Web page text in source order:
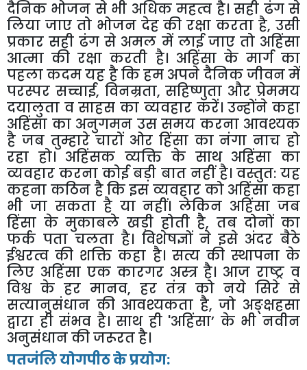
दैनिक भोजन से भी अधिक महत्व है। सही ढंग से
लिया जाए तो भोजन देह की रक्षा करता है,उसी
प्रकार सही ढंग से अमल में लाई जाए तो अहिंसा
आत्मा की रक्षा करती है। अहिंसा के मार्ग का
पहला कदम यह है कि हम अपने दैनिक जीवन में
परस्पर सच्चाई, विनम्रता,सहिष्णुता और प्रेममय
दयालुता व साहस का व्यवहार करें। उन्होंने कहा
अहिंसा का अनुगमन उस समय करना आवश्यक
है जब तुम्हारे चारों ओर हिंसा का नंगा नाच हो
रहा हो। अहिंसक व्यक्ति के साथ अहिंसा का
व्यवहार करना कोई बड़ी बात नहीं है। वस्तुत: यह
कहना कठिन है कि इस व्यवहार को अहिंसा कहा
भी जा सकता है या नहीं। लेकिन अहिंसा जब
हिंसा के मुकाबले खड़ी होती है, तब दोनों का
फर्क पता चलता है। विशेषज्ञों ने इसे अंदर बैठे
ईश्वरत्व की शक्ति कहा है। सत्य की स्थापना के
लिए अहिंसा एक कारगर अस्त्र है। आज राष्ट्र व
विश्व के हर मानव, हर तंत्र को नये सिरे से
सत्यानुसंधान की आवश्यकता है,जो अङ्क्षहसा
द्वारा ही संभव है। साथ ही 'अहिंसा’ के भी नवीन
अनुसंधान की जरूरत है।
पतजंलि योगपीठ के प्रयोग: